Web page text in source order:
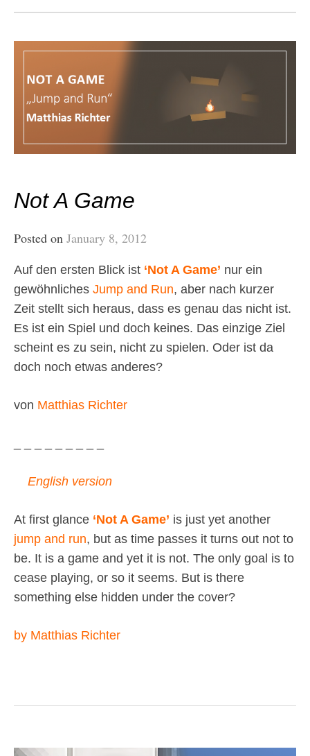
Not A Game
Posted on January 8, 2012
Auf den ersten Blick ist ‘Not A Game’ nur ein
gewöhnliches Jump and Run, aber nach kurzer
Zeit stellt sich heraus, dass es genau das nicht ist.
Es ist ein Spiel und doch keines. Das einzige Ziel
scheint es zu sein, nicht zu spielen. Oder ist da
doch noch etwas anderes?
von Matthias Richter
English version
At first glance ‘Not A Game’ is just yet another
jump and run, but as time passes it turns out not to
be. It is a game and yet it is not. The only goal is to
cease playing, or so it seems. But is there
something else hidden under the cover?
by Matthias Richter